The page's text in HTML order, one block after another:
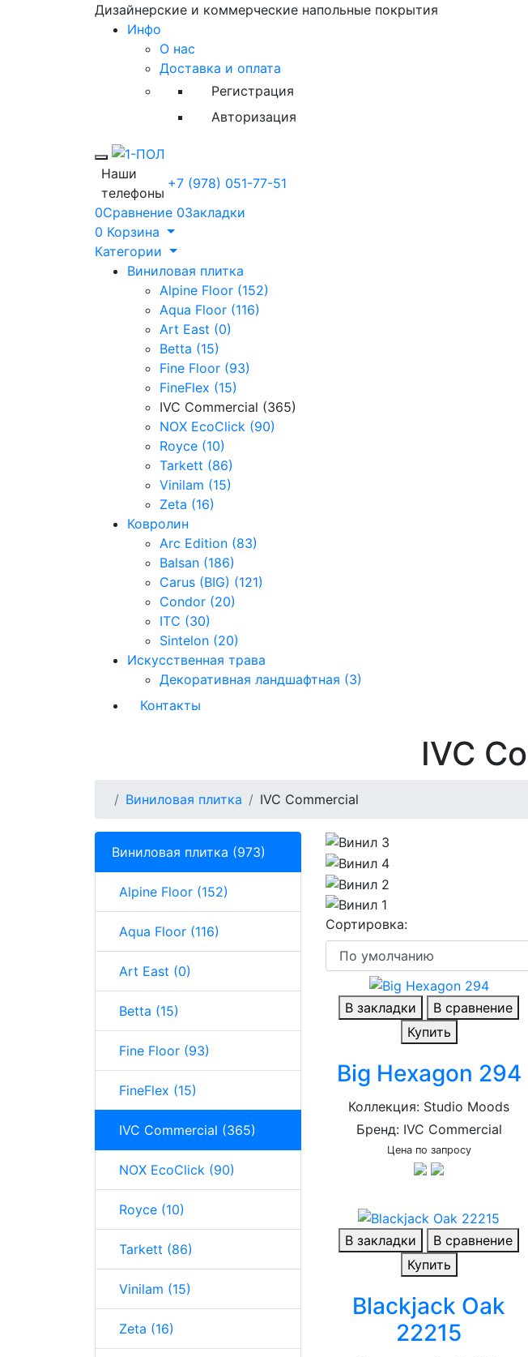
Дизайнерские и коммерческие напольные покрытия
Инфо
О нас
Доставка и оплата
Регистрация
Авторизация
Toggle mobile menu
Наши
телефоны
+7 (978) 051-77-51
0Сравнение 0Закладки
0 Корзина
Категории
Виниловая плитка
Alpine Floor (152)
Aqua Floor (116)
Art East (0)
Betta (15)
Fine Floor (93)
FineFlex (15)
IVC Commercial (365)
NOX EcoClick (90)
Royce (10)
Tarkett (86)
Vinilam (15)
Zeta (16)
Ковролин
Arc Edition (83)
Balsan (186)
Carus (BIG) (121)
Condor (20)
ITC (30)
Sintelon (20)
Искусственная трава
Декоративная ландшафтная (3)
Контакты
IVC
Виниловая плитка IVC Commercial
Виниловая плитка (973)
Alpine Floor (152)
Aqua Floor (116)
Art East (0)
Betta (15)
Fine Floor (93)
FineFlex (15)
IVC Commercial (365)
NOX EcoClick (90)
Royce (10)
Tarkett (86)
Vinilam (15)
Zeta (16)
Сортировка:
В закладки
В сравнение
Купить
Big Hexagon 294
Коллекция: Studio Moods
Бренд: IVC Commercial
Цена по запросу
В закладки
В сравнение
Купить
Blackjack Oak
22215